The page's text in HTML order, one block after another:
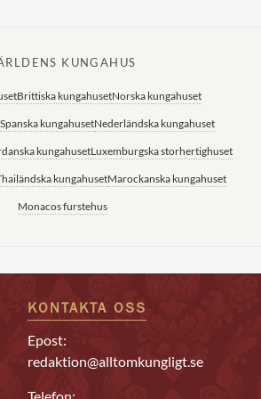
KUNGAHUS
Brittiska kungahusetNorska kungahuset
Spanska kungahusetNederländska kungahuset
kungahusetLuxemburgska storhertighuset
kungahusetMarockanska kungahuset
Monacos furstehus
KONTAKTA OSS
Epost:
redaktion@alltomkungligt.se